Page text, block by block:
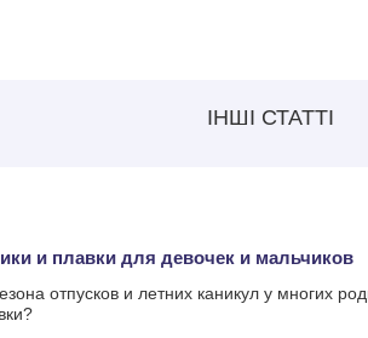
ІНШІ СТАТТІ
и плавки для девочек и мальчиков
отпусков и летних каникул у многих